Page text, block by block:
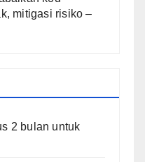
mitigasi risiko –
2 bulan untuk